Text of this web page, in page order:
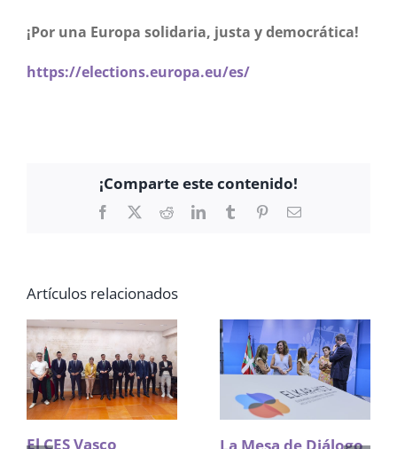
¡Por una Europa solidaria, justa y democrática!
https://elections.europa.eu/es/
¡Comparte este contenido!
Facebook RedditLinkedInTumblr PinterestCorreo
Artículos relacionados
El CES Vasco La Mesa de Diálogo